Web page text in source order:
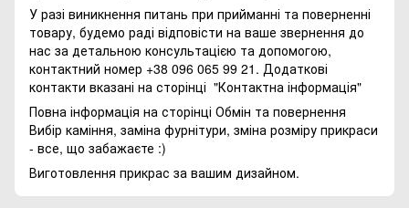
У разі виникнення питань при прийманні та поверненні
товару, будемо раді відповісти на ваше звернення до
нас за детальною консультацією та допомогою,
контактний номер +38 096 065 99 21. Додаткові
контакти вказані на сторінці "Контактна інформація"
Повна інформація на сторінці Обмін та повернення
Вибір каміння, заміна фурнітури, зміна розміру прикраси
- все, що забажаєте :)
Виготовлення прикрас за вашим дизайном.